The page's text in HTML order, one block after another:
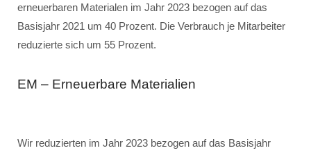
erneuerbaren Materialen im Jahr 2023 bezogen auf das
Basisjahr 2021 um 40 Prozent. Die Verbrauch je Mitarbeiter
reduzierte sich um 55 Prozent.
EM – Erneuerbare Materialien
Wir reduzierten im Jahr 2023 bezogen auf das Basisjahr